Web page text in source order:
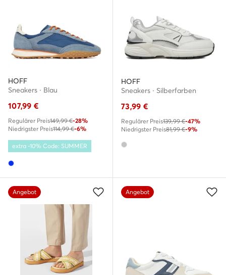
HOFF
Sneakers · Blau
107,99 €
Regulärer Preis149,99 €-28%
Niedrigster Preis114,99 €-6%
extra -10% Code: SUMMER
HOFF
Sneakers · Silberfarben
73,99 €
Regulärer Preis139,99 €-47%
Niedrigster Preis81,99 €-9%
Angebot Angebot